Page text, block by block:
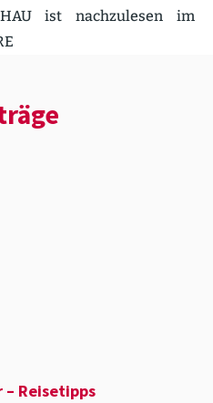
ist nachzu­lesen im
– Reise­tipps